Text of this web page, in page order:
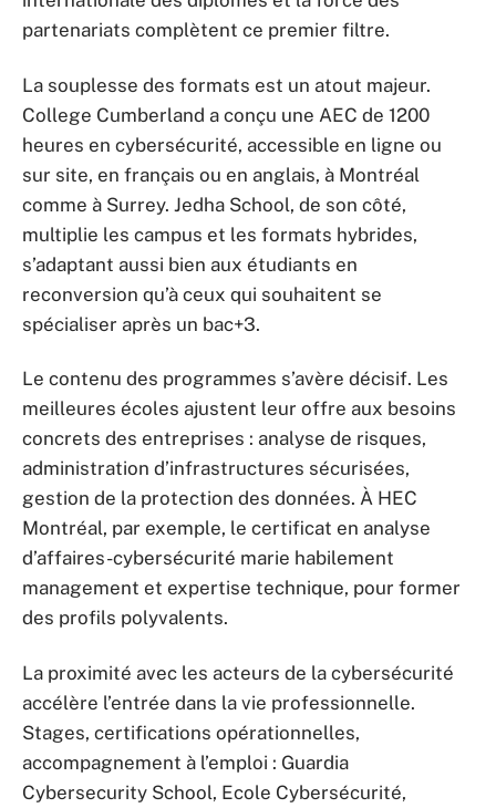
partenariats complètent ce premier filtre.
La souplesse des formats est un atout majeur.
College Cumberland a conçu une AEC de 1200
heures en cybersécurité, accessible en ligne ou
sur site, en français ou en anglais, à Montréal
comme à Surrey. Jedha School, de son côté,
multiplie les campus et les formats hybrides,
s’adaptant aussi bien aux étudiants en
reconversion qu’à ceux qui souhaitent se
spécialiser après un bac+3.
Le contenu des programmes s’avère décisif. Les
meilleures écoles ajustent leur offre aux besoins
concrets des entreprises : analyse de risques,
administration d’infrastructures sécurisées,
gestion de la protection des données. À HEC
Montréal, par exemple, le certificat en analyse
d’affaires-cybersécurité marie habilement
management et expertise technique, pour former
des profils polyvalents.
La proximité avec les acteurs de la cybersécurité
accélère l’entrée dans la vie professionnelle.
Stages, certifications opérationnelles,
accompagnement à l’emploi : Guardia
Cybersecurity School, Ecole Cybersécurité,